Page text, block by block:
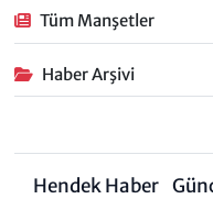
Tüm Manşetler
Haber Arşivi
Hendek Haber